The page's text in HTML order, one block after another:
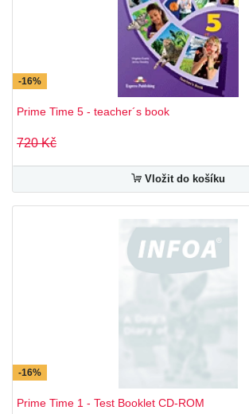
-16%
Prime Time 5 - teacher´s book
720 Kč
Vložit do košíku
-16%
Prime Time 1 - Test Booklet CD-ROM